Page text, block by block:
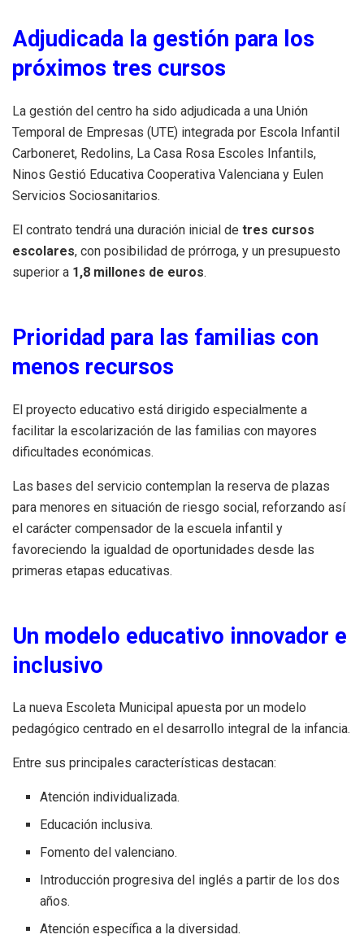
Adjudicada la gestión para los
próximos tres cursos
La gestión del centro ha sido adjudicada a una Unión
Temporal de Empresas (UTE) integrada por Escola Infantil
Carboneret, Redolins, La Casa Rosa Escoles Infantils,
Ninos Gestió Educativa Cooperativa Valenciana y Eulen
Servicios Sociosanitarios.
El contrato tendrá una duración inicial de tres cursos
escolares, con posibilidad de prórroga, y un presupuesto
superior a 1,8 millones de euros.
Prioridad para las familias con
menos recursos
El proyecto educativo está dirigido especialmente a
facilitar la escolarización de las familias con mayores
dificultades económicas.
Las bases del servicio contemplan la reserva de plazas
para menores en situación de riesgo social, reforzando así
el carácter compensador de la escuela infantil y
favoreciendo la igualdad de oportunidades desde las
primeras etapas educativas.
Un modelo educativo innovador e
inclusivo
La nueva Escoleta Municipal apuesta por un modelo
pedagógico centrado en el desarrollo integral de la infancia.
Entre sus principales características destacan:
Atención individualizada.
Educación inclusiva.
Fomento del valenciano.
Introducción progresiva del inglés a partir de los dos
años.
Atención específica a la diversidad.